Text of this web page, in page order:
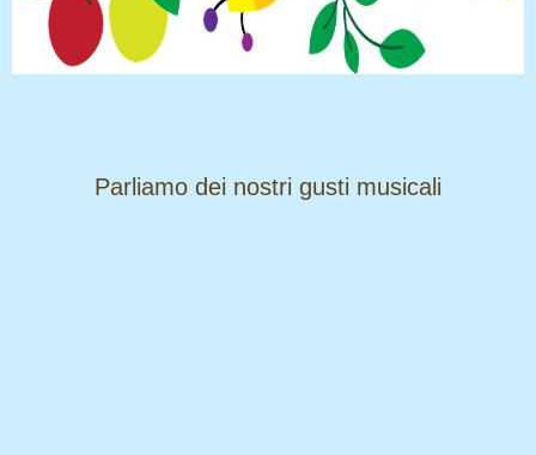
​​​​​​​Parliamo dei nostri gusti musicali